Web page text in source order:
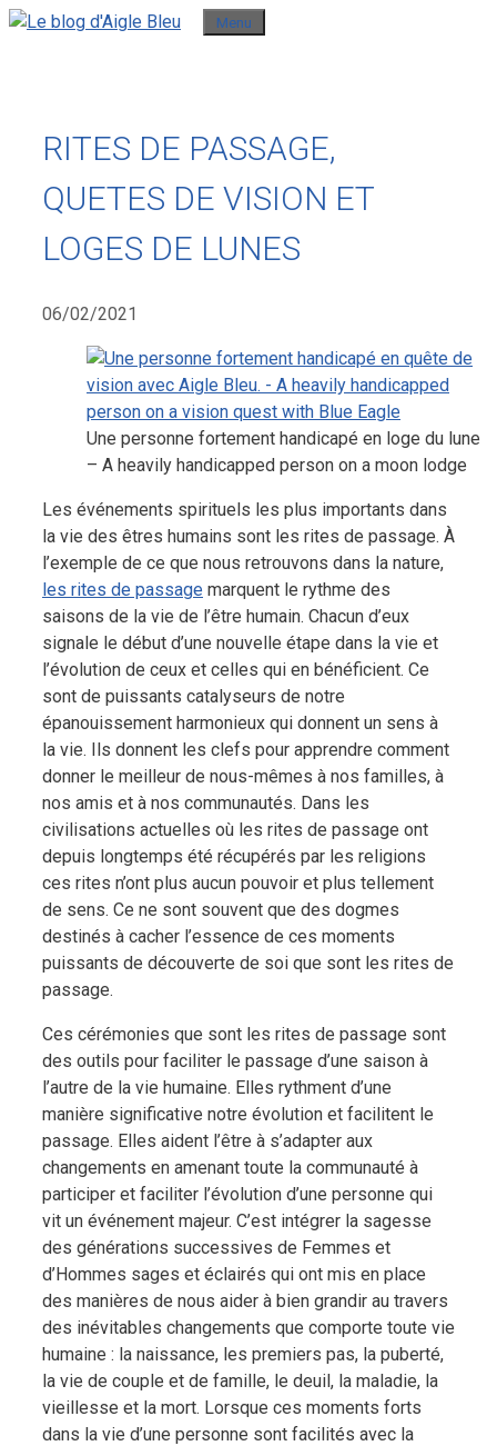
Aller
Menu
RITES DE PASSAGE,
QUETES DE VISION ET
LOGES DE LUNES
06/02/2021
Une personne fortement handicapé en loge du lune
– A heavily handicapped person on a moon lodge
Les événements spirituels les plus importants dans
la vie des êtres humains sont les rites de passage. À
l’exemple de ce que nous retrouvons dans la nature,
les rites de passage marquent le rythme des
saisons de la vie de l’être humain. Chacun d’eux
signale le début d’une nouvelle étape dans la vie et
l’évolution de ceux et celles qui en bénéficient. Ce
sont de puissants catalyseurs de notre
épanouissement harmonieux qui donnent un sens à
la vie. Ils donnent les clefs pour apprendre comment
donner le meilleur de nous-mêmes à nos familles, à
nos amis et à nos communautés. Dans les
civilisations actuelles où les rites de passage ont
depuis longtemps été récupérés par les religions
ces rites n’ont plus aucun pouvoir et plus tellement
de sens. Ce ne sont souvent que des dogmes
destinés à cacher l’essence de ces moments
puissants de découverte de soi que sont les rites de
passage.
Ces cérémonies que sont les rites de passage sont
des outils pour faciliter le passage d’une saison à
l’autre de la vie humaine. Elles rythment d’une
manière significative notre évolution et facilitent le
passage. Elles aident l’être à s’adapter aux
changements en amenant toute la communauté à
participer et faciliter l’évolution d’une personne qui
vit un événement majeur. C’est intégrer la sagesse
des générations successives de Femmes et
d’Hommes sages et éclairés qui ont mis en place
des manières de nous aider à bien grandir au travers
des inévitables changements que comporte toute vie
humaine : la naissance, les premiers pas, la puberté,
la vie de couple et de famille, le deuil, la maladie, la
vieillesse et la mort. Lorsque ces moments forts
dans la vie d’une personne sont facilités avec la